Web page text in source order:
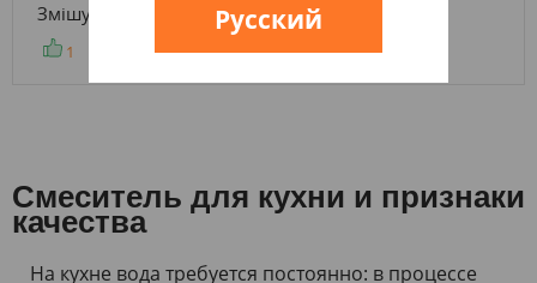
Змішувач просто супер
1
Смеситель для кухни и признаки
качества
На кухне вода требуется постоянно: в процессе
Русский